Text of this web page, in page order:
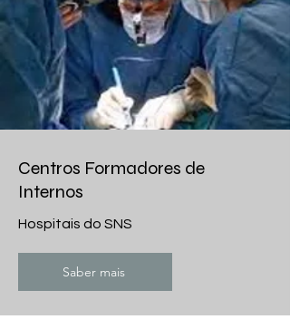
Centros Formadores de
Internos
Hospitais do SNS
Saber mais